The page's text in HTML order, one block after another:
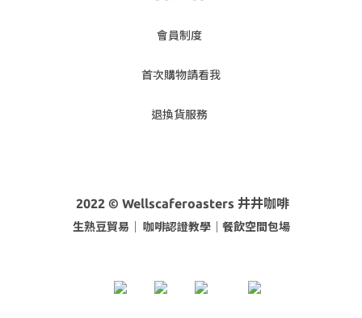
會員制度
首次購物請看我
退換貨服務
2022 © Wellscaferoasters 井井咖啡
生熟豆貿易｜ 咖啡認證教學｜餐飲空間包場